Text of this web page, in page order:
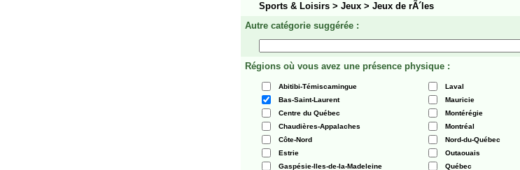
Sports & Loisirs > Jeux > Jeux de rÃ´les
Autre catégorie suggérée :
Régions où vous avez une présence physique :
Abitibi-Témiscamingue
Laval
Bas-Saint-Laurent
Mauricie
Centre du Québec
Montérégie
Chaudières-Appalaches
Montréal
Côte-Nord
Nord-du-Québec
Estrie
Outaouais
Gaspésie-Iles-de-la-Madeleine
Québec